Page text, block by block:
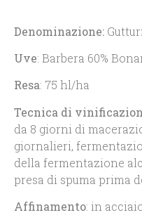
Denominazione:
Uve: Barbera 60%
Resa: 75 hl/ha
Tecnica di
da 8 giorni di
giornalieri,
della fermentazione
presa di spuma prima
Affinamento: in